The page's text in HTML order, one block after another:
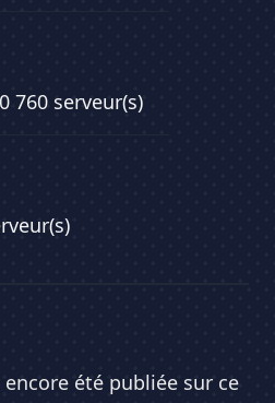
760 serveur(s)
été publiée sur ce